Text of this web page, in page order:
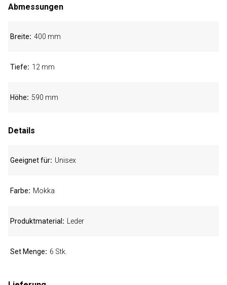
Abmessungen
Breite 400 mm
Tiefe 12 mm
Höhe 590 mm
Details
Geeignet für Unisex
Farbe Mokka
Produktmaterial Leder
Set Menge 6 Stk.